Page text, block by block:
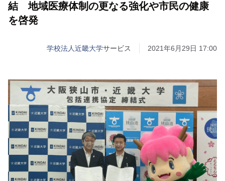
結 地域医療体制の更なる強化や市民の健康
を啓発
学校法人近畿大学サービス 2021年6月29日 17:00